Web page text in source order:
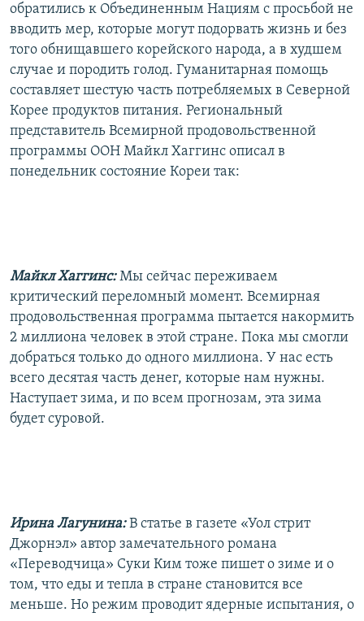
обратились к Объединенным Нациям с просьбой не
вводить мер, которые могут подорвать жизнь и без
того обнищавшего корейского народа, а в худшем
случае и породить голод. Гуманитарная помощь
составляет шестую часть потребляемых в Северной
Корее продуктов питания. Региональный
представитель Всемирной продовольственной
программы ООН Майкл Хаггинс описал в
понедельник состояние Кореи так:
Майкл Хаггинс:Мы сейчас переживаем
критический переломный момент. Всемирная
продовольственная программа пытается накормить
2 миллиона человек в этой стране. Пока мы смогли
добраться только до одного миллиона. У нас есть
всего десятая часть денег, которые нам нужны.
Наступает зима, и по всем прогнозам, эта зима
будет суровой.
Ирина Лагунина:В статье в газете «Уол стрит
Джорнэл» автор замечательного романа
«Переводчица» Суки Ким тоже пишет о зиме и о
том, что еды и тепла в стране становится все
меньше. Но режим проводит ядерные испытания, о